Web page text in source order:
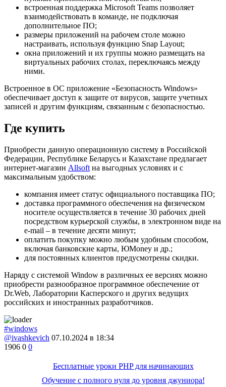
встроенная поддержка Microsoft Teams позволяет
взаимодействовать в команде, не подключая
дополнительное ПО;
размеры приложений на рабочем столе можно
настраивать, используя функцию Snap Layout;
окна приложений и их группы можно размещать на
виртуальных рабочих столах, переключаясь между
ними.
Встроенное в ОС приложение «Безопасность Windows»
обеспечивает доступ к защите от вирусов, защите учетных
записей и другим функциям, связанным с безопасностью.
Где купить
Приобрести данную операционную систему в Российской
Федерации, Республике Беларусь и Казахстане предлагает
интернет-магазин Allsoft на выгодных условиях и с
максимальным удобством:
компания имеет статус официального поставщика ПО;
доставка программного обеспечения на физическом
носителе осуществляется в течение 30 рабочих дней
посредством курьерской службы, в электронном виде на
e-mail – в течение десяти минут;
оплатить покупку можно любым удобным способом,
включая банковские карты, ЮMoney и др.;
для постоянных клиентов предусмотрены скидки.
Наряду с системой Window в различных ее версиях можно
приобрести разнообразное программное обеспечение от
Dr.Web, Лаборатории Касперского и других ведущих
российских и иностранных разработчиков.
#windows
@ivashkevich 07.10.2024 в 18:34
1906 0 0
Бесплатные уроки PHP для начинающих
Обучение с полного нуля до уровня джуниора!